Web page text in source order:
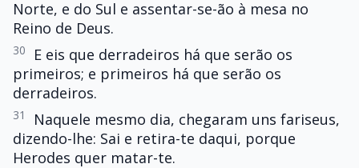
Norte, e do Sul e assentar-se-ão à mesa no
Reino de Deus.
30
E eis que derradeiros há que serão os
primeiros; e primeiros há que serão os
derradeiros.
31
Naquele mesmo dia, chegaram uns fariseus,
dizendo-lhe: Sai e retira-te daqui, porque
Herodes quer matar-te.